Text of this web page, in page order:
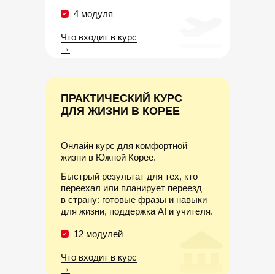
4 модуля
Что входит в курс
→
ПРАКТИЧЕСКИЙ КУРС
ДЛЯ ЖИЗНИ В КОРЕЕ
Онлайн курс для комфортной
жизни в Южной Корее.
Быстрый результат для тех, кто
переехал или планирует переезд
в страну: готовые фразы и навыки
для жизни, поддержка AI и учителя.
12 модулей
Что входит в курс
→